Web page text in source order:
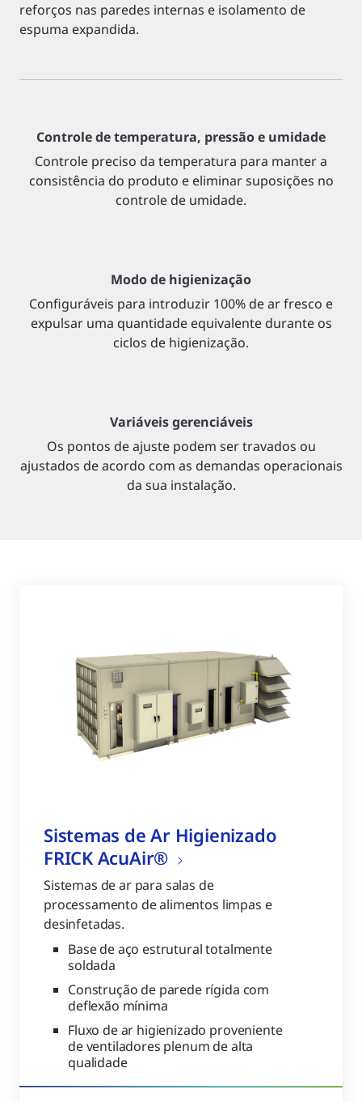
reforços nas paredes internas e isolamento de
espuma expandida.
Controle de temperatura, pressão e umidade
Controle preciso da temperatura para manter a
consistência do produto e eliminar suposições no
controle de umidade.
Modo de higienização
Configuráveis para introduzir 100% de ar fresco e
expulsar uma quantidade equivalente durante os
ciclos de higienização.
Variáveis gerenciáveis
Os pontos de ajuste podem ser travados ou
ajustados de acordo com as demandas operacionais
da sua instalação.
Sistemas de Ar Higienizado
FRICK AcuAir®
Sistemas de ar para salas de
processamento de alimentos limpas e
desinfetadas.
Base de aço estrutural totalmente
soldada
Construção de parede rígida com
deflexão mínima
Fluxo de ar higienizado proveniente
de ventiladores plenum de alta
qualidade